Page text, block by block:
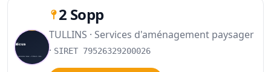
2 Sopp
TULLINS · Services d'aménagement paysager
· SIRET 79526329200026